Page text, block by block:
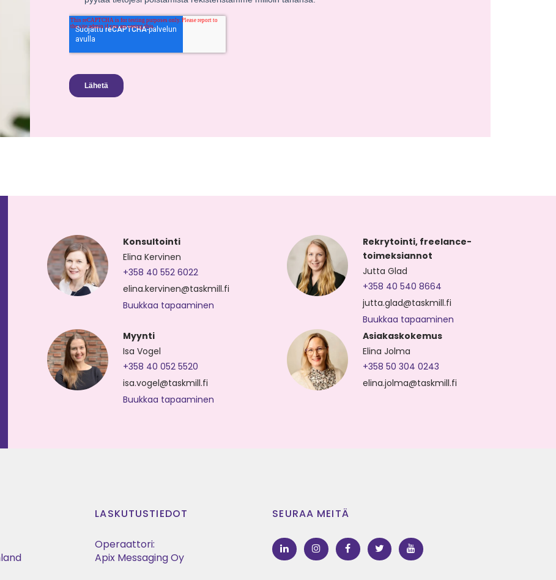
Konsultointi
Elina Kervinen
+358 40 552 6022
elina.kervinen@taskmill.fi
Buukkaa tapaaminen
Rekrytointi, freelance-
toimeksiannot
Jutta Glad
+358 40 540 8664
jutta.glad@taskmill.fi
Buukkaa tapaaminen
Myynti
Isa Vogel
+358 40 052 5520
isa.vogel@taskmill.fi
Buukkaa tapaaminen
Asiakaskokemus
Elina Jolma
+358 50 304 0243
elina.jolma@taskmill.fi
LASKUTUSTIEDOT
Operaattori:
Apix Messaging Oy
SEURAA MEITÄ
LinkedInInstagramFacebookTwitter Youtube